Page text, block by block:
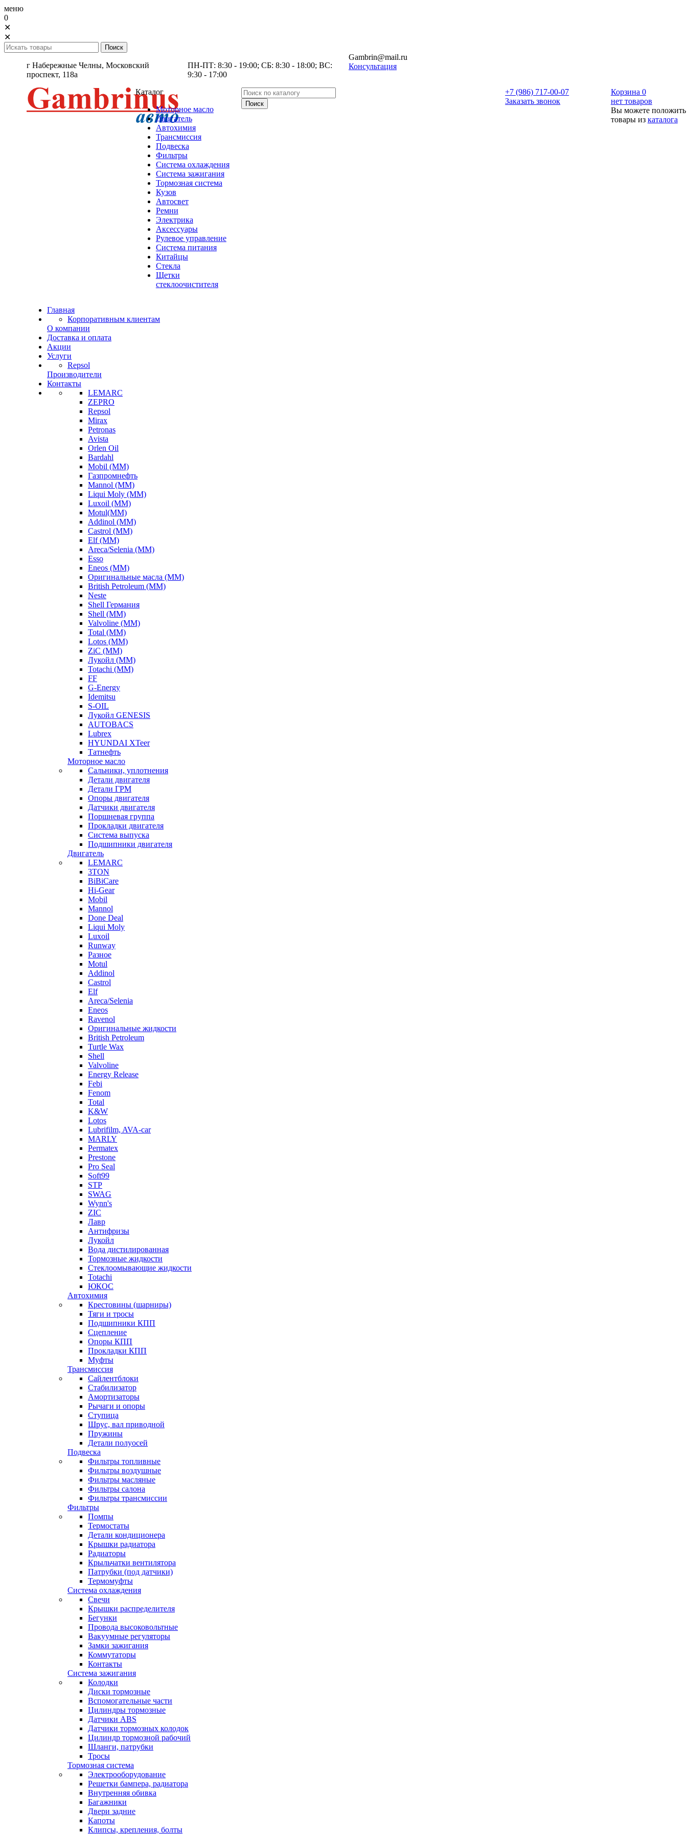
меню
0
✕
✕
г Набережные Челны, Московский
проспект, 118а
ПН-ПТ: 8:30 - 19:00; СБ: 8:30 - 18:00; ВС:
9:30 - 17:00
Gambrin@mail.ru
Консультация
Каталог
Моторное масло
Двигатель
Автохимия
Трансмиссия
Подвеска
Фильтры
Система охлаждения
Система зажигания
Тормозная система
Кузов
Автосвет
Ремни
Электрика
Аксессуары
Рулевое управление
Система питания
Китайцы
Стекла
Щетки
стеклоочистителя
+7 (986) 717-00-07
Заказать звонок
Корзина 0
нет товаров
Вы можете положить
товары из каталога
Главная
Корпоративным клиентам
О компании
Доставка и оплата
Акции
Услуги
Repsol
Производители
Контакты
LEMARC
ZEPRO
Repsol
Mirax
Petronas
Avista
Orlen Oil
Bardahl
Mobil (ММ)
Газпромнефть
Mannol (ММ)
Liqui Moly (ММ)
Luxoil (ММ)
Motul(ММ)
Addinol (ММ)
Castrol (ММ)
Elf (ММ)
Areca/Selenia (ММ)
Esso
Eneos (ММ)
Оригинальные масла (ММ)
British Petroleum (ММ)
Neste
Shell Германия
Shell (ММ)
Valvoline (ММ)
Total (ММ)
Lotos (ММ)
ZiC (ММ)
Лукойл (ММ)
Totachi (MM)
FF
G-Energy
Idemitsu
S-OIL
Лукойл GENESIS
AUTOBACS
Lubrex
HYUNDAI XTeer
Татнефть
Моторное масло
Сальники, уплотнения
Детали двигателя
Детали ГРМ
Опоры двигателя
Датчики двигателя
Поршневая группа
Прокладки двигателя
Система выпуска
Подшипники двигателя
Двигатель
LEMARC
3TON
BiBiCare
Hi-Gear
Mobil
Mannol
Done Deal
Liqui Moly
Luxoil
Runway
Разное
Motul
Addinol
Castrol
Elf
Areca/Selenia
Eneos
Ravenol
Оригинальные жидкости
British Petroleum
Turtle Wax
Shell
Valvoline
Energy Release
Febi
Fenom
Total
K&W
Lotos
Lubrifilm, AVA-car
MARLY
Permatex
Prestone
Pro Seal
Soft99
STP
SWAG
Wynn's
ZIC
Лавр
Антифризы
Лукойл
Вода дистилированная
Тормозные жидкости
Стеклоомывающие жидкости
Totachi
ЮКОС
Автохимия
Крестовины (шарниры)
Тяги и тросы
Подшипники КПП
Сцепление
Опоры КПП
Прокладки КПП
Муфты
Трансмиссия
Сайлентблоки
Стабилизатор
Амортизаторы
Рычаги и опоры
Ступица
Шрус, вал приводной
Пружины
Детали полуосей
Подвеска
Фильтры топливные
Фильтры воздушные
Фильтры масляные
Фильтры салона
Фильтры трансмиссии
Фильтры
Помпы
Термостаты
Детали кондиционера
Крышки радиатора
Радиаторы
Крыльчатки вентилятора
Патрубки (под датчики)
Термомуфты
Система охлаждения
Свечи
Крышки распределителя
Бегунки
Провода высоковольтные
Вакуумные регуляторы
Замки зажигания
Коммутаторы
Контакты
Система зажигания
Колодки
Диски тормозные
Вспомогательные части
Цилиндры тормозные
Датчики ABS
Датчики тормозных колодок
Цилиндр тормозной рабочий
Шланги, патрубки
Тросы
Тормозная система
Электрооборудование
Решетки бампера, радиатора
Внутренняя обивка
Багажники
Двери задние
Капоты
Клипсы, крепления, болты